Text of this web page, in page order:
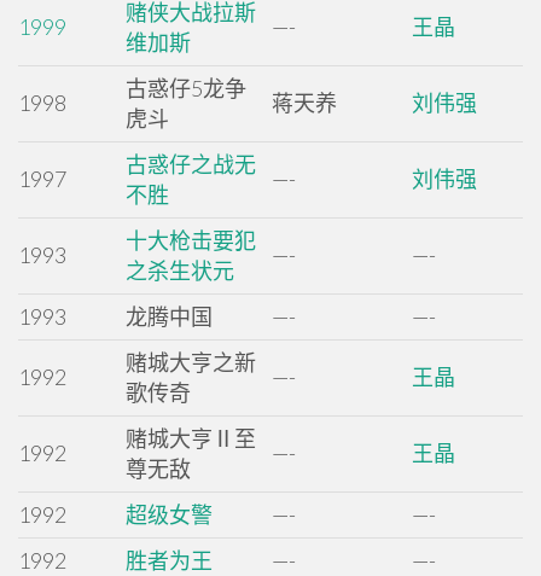
1999
赌侠大战拉斯
维加斯
—- 王晶
1998
古惑仔5龙争
虎斗
蒋天养 刘伟强
1997
古惑仔之战无
不胜
—- 刘伟强
1993
十大枪击要犯
之杀生状元
—- —-
1993 龙腾中国 —- —-
1992
赌城大亨之新
歌传奇
—- 王晶
1992
赌城大亨Ⅱ至
尊无敌
—- 王晶
1992 超级女警 —-
—-
1992
胜者为王 —- —-